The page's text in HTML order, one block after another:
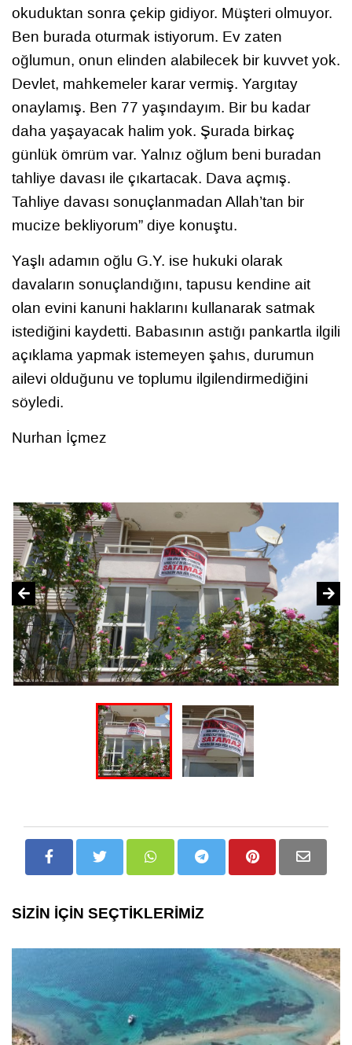
okuduktan sonra çekip gidiyor. Müşteri olmuyor.
Ben burada oturmak istiyorum. Ev zaten
oğlumun, onun elinden alabilecek bir kuvvet yok.
Devlet, mahkemeler karar vermiş. Yargıtay
onaylamış. Ben 77 yaşındayım. Bir bu kadar
daha yaşayacak halim yok. Şurada birkaç
günlük ömrüm var. Yalnız oğlum beni buradan
tahliye davası ile çıkartacak. Dava açmış.
Tahliye davası sonuçlanmadan Allah’tan bir
mucize bekliyorum” diye konuştu.
Yaşlı adamın oğlu G.Y. ise hukuki olarak
davaların sonuçlandığını, tapusu kendine ait
olan evini kanuni haklarını kullanarak satmak
istediğini kaydetti. Babasının astığı pankartla ilgili
açıklama yapmak istemeyen şahıs, durumun
ailevi olduğunu ve toplumu ilgilendirmediğini
söyledi.
Nurhan İçmez
SİZİN İÇİN SEÇTİKLERİMİZ